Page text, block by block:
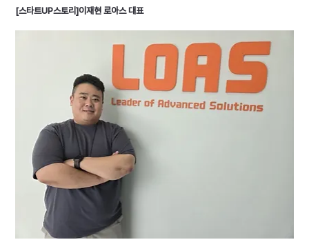
[스타트UP스토리]이재현 로아스 대표